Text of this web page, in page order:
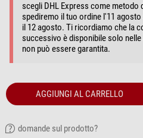
scegli DHL Express come metodo
spediremo il tuo ordine l'11
il 12 agosto. Ti ricordiamo che la
successivo è disponibile solo
non può essere garantita.
AGGIUNGI AL CARRELLO
domande sul prodotto?